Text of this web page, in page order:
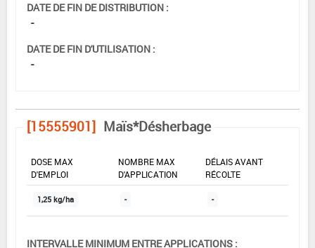
DATE DE FIN DE DISTRIBUTION :
-
DATE DE FIN D'UTILISATION :
-
[15555901] Maïs*Désherbage
DOSE MAX
D'EMPLOI
NOMBRE MAX
D'APPLICATION
DÉLAIS AVANT
RÉCOLTE
1,25 kg/ha - -
INTERVALLE MINIMUM ENTRE APPLICATIONS :